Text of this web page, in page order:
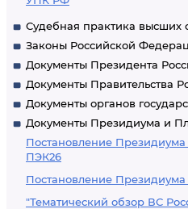
Судебная практика высших
Законы Российской
Документы Президента
Документы Правительства
Документы органов
Документы Президиума и
Постановление
ПЭК26
Постановление Президиума
"Тематический обзор ВС